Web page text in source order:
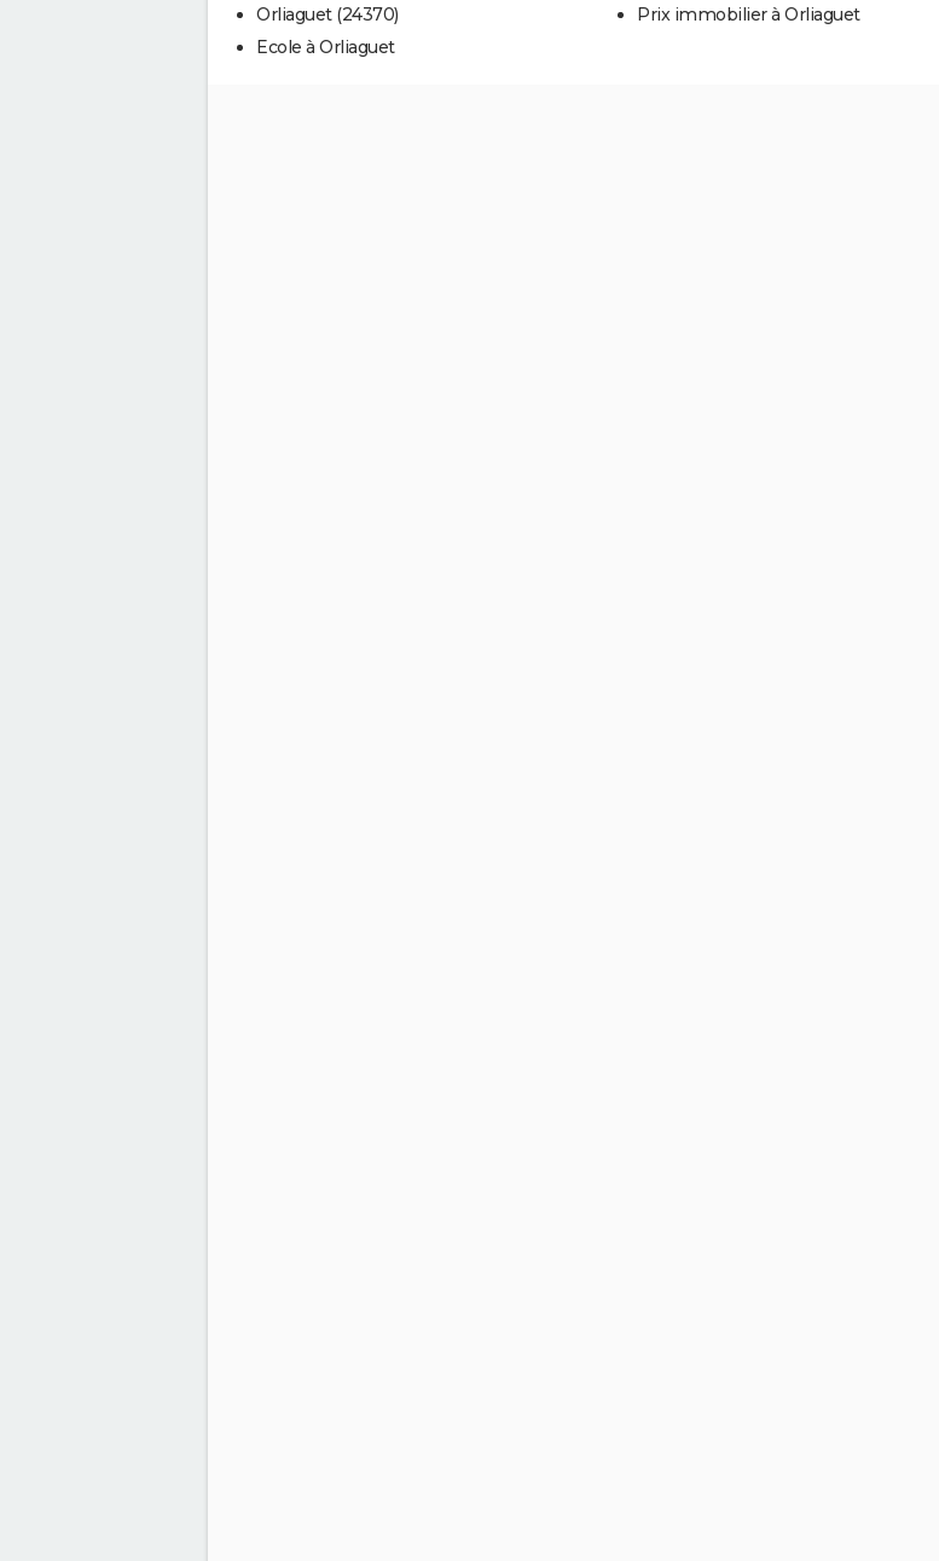
Orliaguet (24370)
Ecole à Orliaguet
Prix immobilier à Orliaguet